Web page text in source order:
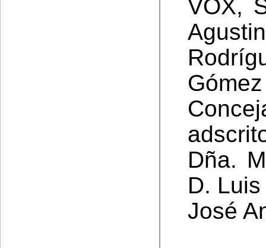
VOX,
Dña.
D.
José